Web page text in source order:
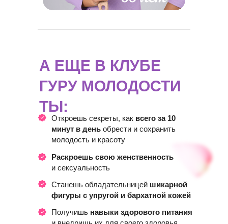
А ЕЩЕ В КЛУБЕ
ГУРУ МОЛОДОСТИ
ТЫ:
Откроешь секреты, как всего за 10
минут в день обрести и сохранить
молодость и красоту
Раскроешь свою женственность
и сексуальность
Станешь обладательницей шикарной
фигуры с упругой и бархатной кожей
Получишь навыки здорового питания